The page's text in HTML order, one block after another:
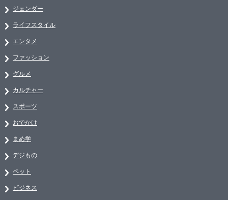
ジェンダー
ライフスタイル
エンタメ
ファッション
グルメ
カルチャー
スポーツ
おでかけ
まめ学
デジもの
ペット
ビジネス